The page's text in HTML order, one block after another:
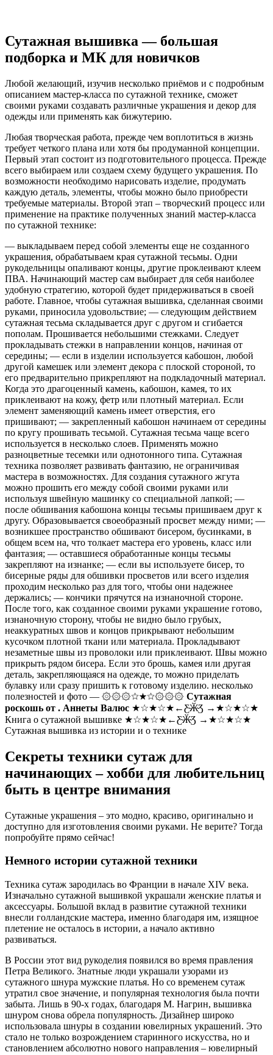
Сутажная вышивка — большая
подборка и МК для новичков
Любой желающий, изучив несколько приёмов и с подробным
описанием мастер-класса по сутажной технике, сможет
своими руками создавать различные украшения и декор для
одежды или применять как бижутерию.
Любая творческая работа, прежде чем воплотиться в жизнь
требует четкого плана или хотя бы продуманной концепции.
Первый этап состоит из подготовительного процесса. Прежде
всего выбираем или создаем схему будущего украшения. По
возможности необходимо нарисовать изделие, продумать
каждую деталь, элементы, чтобы можно было приобрести
требуемые материалы. Второй этап – творческий процесс или
применение на практике полученных знаний мастер-класса
по сутажной технике:
— выкладываем перед собой элементы еще не созданного
украшения, обрабатываем края сутажной тесьмы. Одни
рукодельницы опаливают концы, другие проклеивают клеем
ПВА. Начинающий мастер сам выбирает для себя наиболее
удобную стратегию, которой будет придерживаться в своей
работе. Главное, чтобы сутажная вышивка, сделанная своими
руками, приносила удовольствие; — следующим действием
сутажная тесьма складывается друг с другом и сгибается
пополам. Прошивается небольшими стежками. Следует
прокладывать стежки в направлении концов, начиная от
середины; — если в изделии используется кабошон, любой
другой камешек или элемент декора с плоской стороной, то
его предварительно прикрепляют на подкладочный материал.
Когда это драгоценный камень, кабошон, камея, то их
приклеивают на кожу, фетр или плотный материал. Если
элемент заменяющий камень имеет отверстия, его
пришивают; — закрепленный кабошон начинаем от середины
по кругу прошивать тесьмой. Сутажная тесьма чаще всего
используется в несколько слоев. Применять можно
разноцветные тесемки или однотонного типа. Сутажная
техника позволяет развивать фантазию, не ограничивая
мастера в возможностях. Для создания сутажного жгута
можно прошить его между собой своими руками или
используя швейную машинку со специальной лапкой; —
после обшивания кабошона концы тесьмы пришиваем друг к
другу. Образовывается своеобразный просвет между ними; —
возникшее пространство обшивают бисером, бусинками, в
общем всем на, что толкает мастера его уровень, класс или
фантазия; — оставшиеся обработанные концы тесьмы
закрепляют на изнанке; — если вы используете бисер, то
бисерные ряды для обшивки просветов или всего изделия
проходим несколько раз для того, чтобы они надежнее
держались; — кончики прячутся на изнаночной стороне.
После того, как созданное своими руками украшение готово,
изнаночную сторону, чтобы не видно было грубых,
неаккуратных швов и концов прикрывают небольшим
кусочком плотной ткани или материала. Прокладывают
незаметные швы из проволоки или приклеивают. Швы можно
прикрыть рядом бисера. Если это брошь, камея или другая
деталь, закрепляющаяся на одежде, то можно приделать
булавку или сразу пришить к готовому изделию. несколько
полезностей и фото — ۞۞۞☆★☆۞۞۞ Сутажная
роскошь от . Аннеты Валюс ★☆★☆★←Ƹ̴Ӂ̴Ʒ →★☆★☆★
Книга о сутажной вышивке ★☆★☆★←Ƹ̴Ӂ̴Ʒ →★☆★☆★
Сутажная вышивка из истории и о технике
Секреты техники сутаж для
начинающих – хобби для любительниц
быть в центре внимания
Сутажные украшения – это модно, красиво, оригинально и
доступно для изготовления своими руками. Не верите? Тогда
попробуйте прямо сейчас!
Немного истории сутажной техники
Техника сутаж зародилась во Франции в начале XIV века.
Изначально сутажной вышивкой украшали женские платья и
аксессуары. Большой вклад в развитие сутажной техники
внесли голландские мастера, именно благодаря им, изящное
плетение не осталось в истории, а начало активно
развиваться.
В России этот вид рукоделия появился во время правления
Петра Великого. Знатные люди украшали узорами из
сутажного шнура мужские платья. Но со временем сутаж
утратил свое значение, и популярная технология была почти
забыта. Лишь в 90-х годах, благодаря М. Нагрин, вышивка
шнуром снова обрела популярность. Дизайнер широко
использовала шнуры в создании ювелирных украшений. Это
стало не только возрождением старинного искусства, но и
становлением абсолютно нового направления – ювелирный